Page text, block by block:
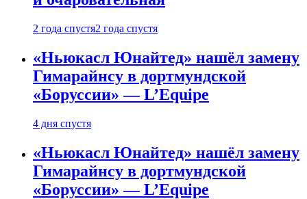
2 года спустя2 года спустя
«Ньюкасл Юнайтед» нашёл замену
Гимарайнсу в дортмундской
«Боруссии» — L’Equipe
4 дня спустя
«Ньюкасл Юнайтед» нашёл замену
Гимарайнсу в дортмундской
«Боруссии» — L’Equipe